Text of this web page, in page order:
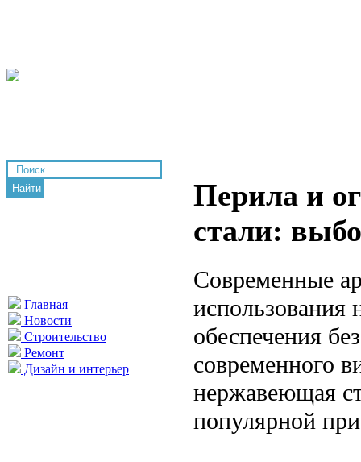
Найти
Главная
Новости
Строительство
Ремонт
Дизайн и интерьер
Перила и
стали:
Современные
использования
обеспечения
современного
нержавеющая
популярной